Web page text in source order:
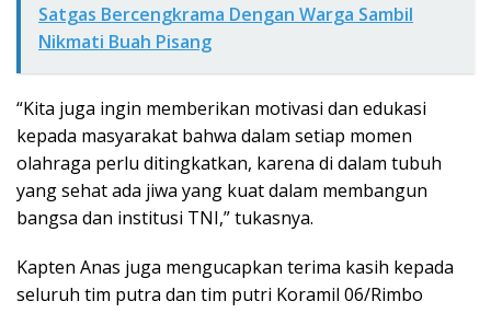
Satgas Bercengkrama Dengan Warga Sambil
Nikmati Buah Pisang
“Kita juga ingin memberikan motivasi dan edukasi
kepada masyarakat bahwa dalam setiap momen
olahraga perlu ditingkatkan, karena di dalam tubuh
yang sehat ada jiwa yang kuat dalam membangun
bangsa dan institusi TNI,” tukasnya.
Kapten Anas juga mengucapkan terima kasih kepada
seluruh tim putra dan tim putri Koramil 06/Rimbo